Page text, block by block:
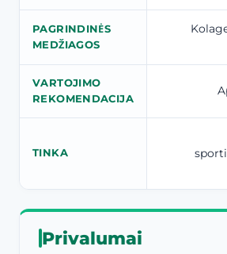
PAGRINDINĖS
MEDŽIAGOS
VARTOJIMO
REKOMENDACIJA
TINKA
Privalumai